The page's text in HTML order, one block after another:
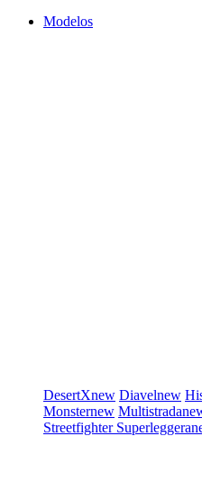
Modelos
DesertXnew Diavelnew
Monsternew Multistrada
Streetfighter Superleggera